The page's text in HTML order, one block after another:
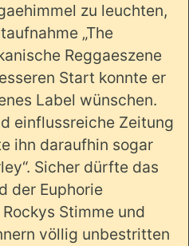
zu leuchten,
„The
Reggaeszene
Start konnte er
Label wünschen.
einflussreiche Zeitung
ihn daraufhin sogar
Sicher dürfte das
der Euphorie
Stimme und
völlig unbestritten